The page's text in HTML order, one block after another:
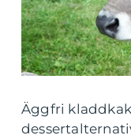
Äggfri